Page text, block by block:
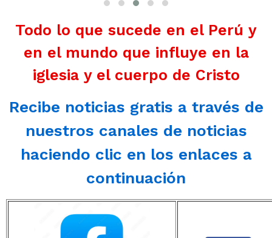
Todo lo que sucede en el Perú y
en el mundo que influye en la
iglesia y el cuerpo de Cristo
Recibe noticias gratis a través de
nuestros canales de noticias
haciendo clic en los enlaces a
continuación